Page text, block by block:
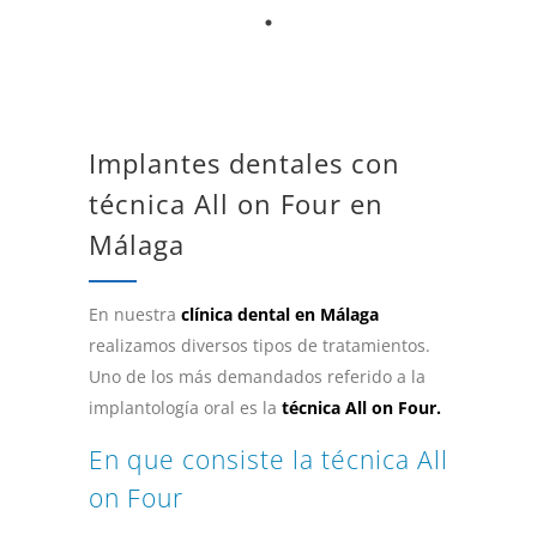
Implantes dentales con
técnica All on Four en
Málaga
En nuestra clínica dental en Málaga
realizamos diversos tipos de tratamientos.
Uno de los más demandados referido a la
implantología oral es la técnica All on Four.
En que consiste la técnica All
on Four